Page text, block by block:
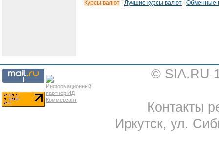
Курсы валют Лучшие курсы валют Обменные
© SIA.RU
Контакты
Иркутск, ул.